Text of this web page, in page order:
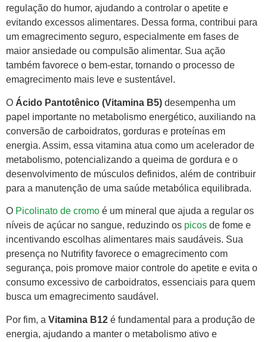
regulação do humor, ajudando a controlar o apetite e
evitando excessos alimentares. Dessa forma, contribui para
um emagrecimento seguro, especialmente em fases de
maior ansiedade ou compulsão alimentar. Sua ação
também favorece o bem-estar, tornando o processo de
emagrecimento mais leve e sustentável.
O Ácido Pantotênico (Vitamina B5) desempenha um
papel importante no metabolismo energético, auxiliando na
conversão de carboidratos, gorduras e proteínas em
energia. Assim, essa vitamina atua como um acelerador de
metabolismo, potencializando a queima de gordura e o
desenvolvimento de músculos definidos, além de contribuir
para a manutenção de uma saúde metabólica equilibrada.
O Picolinato de cromo é um mineral que ajuda a regular os
níveis de açúcar no sangue, reduzindo os picos de fome e
incentivando escolhas alimentares mais saudáveis. Sua
presença no Nutrifity favorece o emagrecimento com
segurança, pois promove maior controle do apetite e evita o
consumo excessivo de carboidratos, essenciais para quem
busca um emagrecimento saudável.
Por fim, a Vitamina B12 é fundamental para a produção de
energia, ajudando a manter o metabolismo ativo e